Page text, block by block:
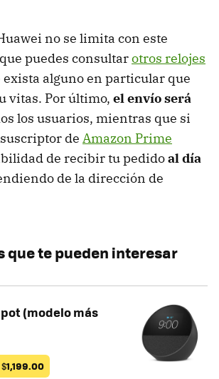
no se limita con este
puedes consultarotros relojes
exista alguno en particular que
vitas. Por último, el envío será
los usuarios, mientras que si
de Amazon Prime
de recibir tu pedidoal día
de la dirección de
que te pueden interesar
(modelo más
$1,199.00